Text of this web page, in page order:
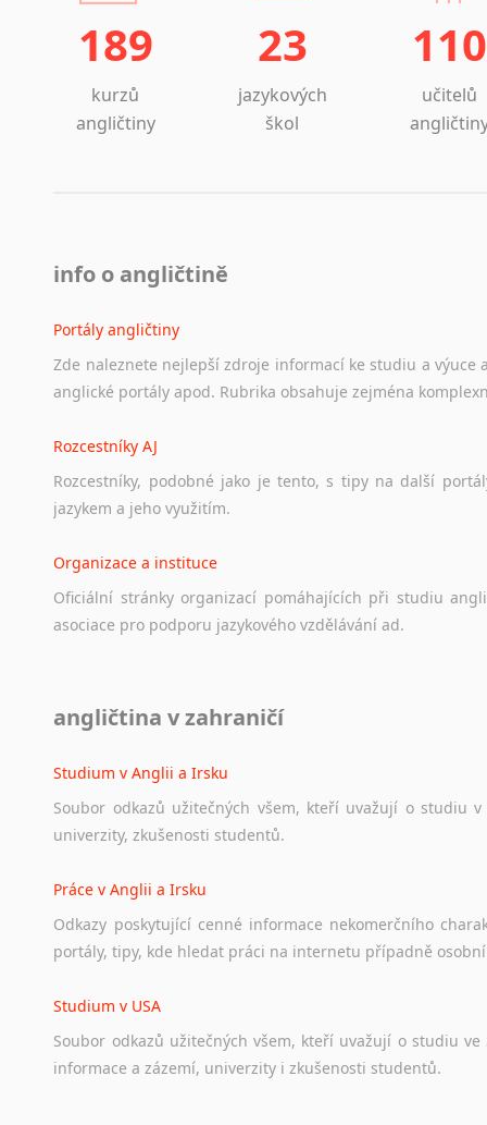
189
kurzů
angličtiny
23
jazykových
škol
110
učitelů
info o angličtině
Portály angličtiny
Zde naleznete nejlepší zdroje informací ke studiu a výuce
anglické portály apod. Rubrika obsahuje zejména
Rozcestníky AJ
Rozcestníky, podobné jako je tento, s tipy na další
jazykem a jeho využitím.
Organizace a instituce
Oficiální stránky organizací pomáhajících při studiu
asociace pro podporu jazykového vzdělávání ad.
Ať už se jedná o česká diskusní
angličtina v zahraničí
Studium v Anglii a Irsku
Soubor odkazů užitečných všem, kteří uvažují o studiu v
univerzity, zkušenosti studentů.
Práce v Anglii a Irsku
Odkazy poskytující cenné informace nekomerčního
portály, tipy, kde hledat práci na internetu případně osobní
Studium v USA
Soubor odkazů užitečných všem, kteří uvažují o studiu ve
informace a zázemí, univerzity i zkušenosti studentů.